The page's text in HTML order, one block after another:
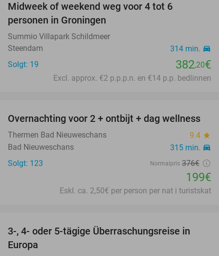
Midweek of weekend weg voor 4 tot 6
personen in Groningen
Summio Villapark Schildmeer
Steendam
314 min. directions_car
Solgt: 19 382,20€
Excl. approx. €2 p.p.p.n. en €14 p.p. bedlinnen
47%
Overnachting voor 2 + ontbijt + dag wellness
Thermen Bad Nieuweschans 9.4 star
Bad Nieuweschans 315 min. directions_car
Solgt: 123 Normalpris 376€
199€
Eskl. ca. 2,50€ per person per nat i turistskat
29%
3-, 4- oder 5-tägige Überraschungsreise in
Europa